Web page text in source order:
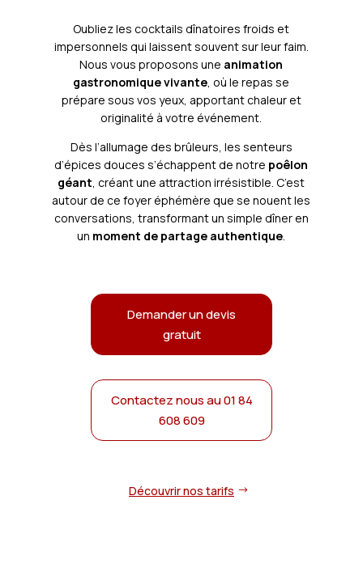
Oubliez les cocktails dînatoires froids et
impersonnels qui laissent souvent sur leur faim.
Nous vous proposons une animation
gastronomique vivante, où le repas se
prépare sous vos yeux, apportant chaleur et
originalité à votre événement.
Dès l’allumage des brûleurs, les senteurs
d’épices douces s’échappent de notre poêlon
géant, créant une attraction irrésistible. C’est
autour de ce foyer éphémère que se nouent les
conversations, transformant un simple dîner en
un moment de partage authentique.
Demander un devis
gratuit
Contactez nous au 01 84
608 609
Découvrir nos tarifs